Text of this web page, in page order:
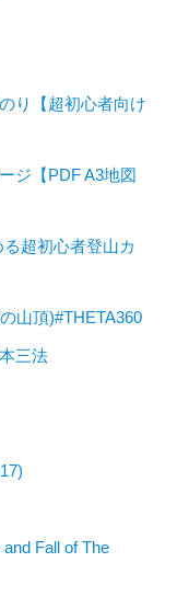
り【超初心者向け
ジ【PDF A3地図
る超初心者登山カ
山頂)#THETA360
三法
Fall of The